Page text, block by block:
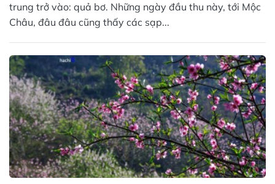
trung trở vào: quả bơ. Những ngày đầu thu này, tới Mộc
Châu, đâu đâu cũng thấy các sạp...